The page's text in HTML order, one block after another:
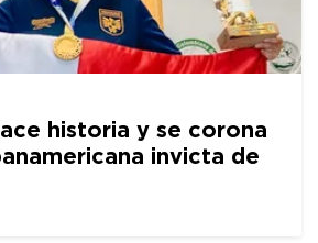
historia y se corona
invicta de